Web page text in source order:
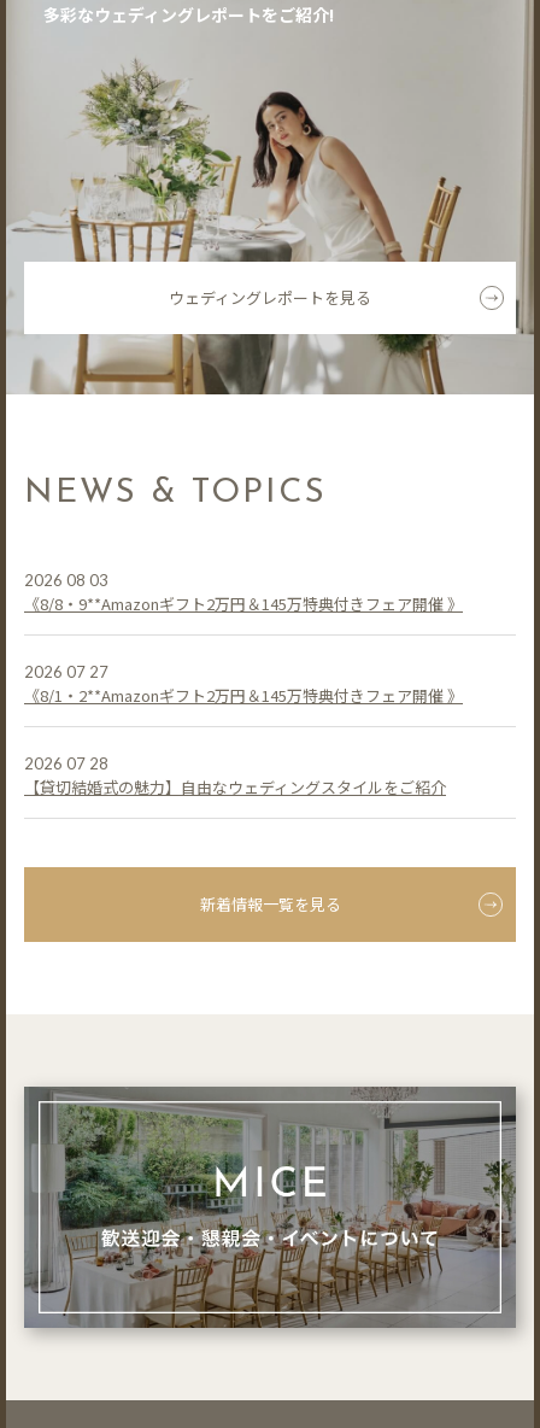
多彩なウェディングレポートをご紹介!
ウェディングレポートを見る
NEWS & TOPICS
2026 08 03
《8/8・9**Amazonギフト2万円＆145万特典付きフェア開催 》
2026 07 27
《8/1・2**Amazonギフト2万円＆145万特典付きフェア開催 》
2026 07 28
【貸切結婚式の魅力】自由なウェディングスタイルをご紹介
新着情報一覧を見る